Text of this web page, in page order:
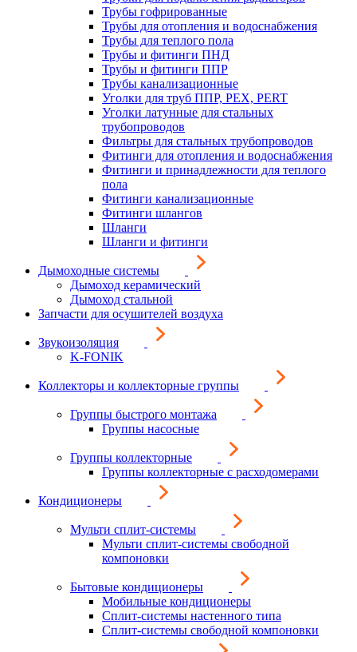
Трубы гофрированные
Трубы для отопления и водоснабжения
Трубы для теплого пола
Трубы и фитинги ПНД
Трубы и фитинги ППР
Трубы канализационные
Уголки для труб ППР, PEX, PERT
Уголки латунные для стальных
трубопроводов
Фильтры для стальных трубопроводов
Фитинги для отопления и водоснабжения
Фитинги и принадлежности для теплого
пола
Фитинги канализационные
Фитинги шлангов
Шланги
Шланги и фитинги
Дымоходные системы
Дымоход керамический
Дымоход стальной
Запчасти для осушителей воздуха
Звукоизоляция
K-FONIK
Коллекторы и коллекторные группы
Группы быстрого монтажа
Группы насосные
Группы коллекторные
Группы коллекторные с расходомерами
Кондиционеры
Мульти сплит-системы
Мульти сплит-системы свободной
компоновки
Бытовые кондиционеры
Мобильные кондиционеры
Сплит-системы настенного типа
Сплит-системы свободной компоновки